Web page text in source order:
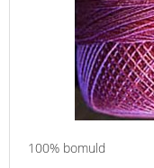
100% bomuld